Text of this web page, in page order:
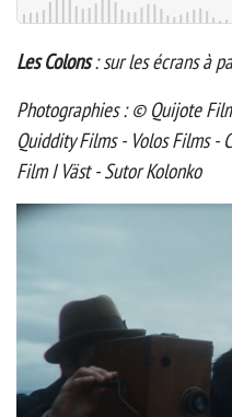
Les Colons: sur les écrans à
Photographies : © Quijote
Quiddity Films - Volos Films -
Film I Väst - Sutor Kolonko